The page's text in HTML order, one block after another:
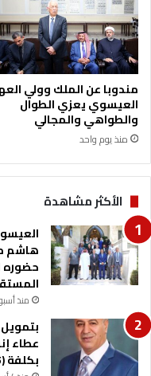
ةت
ا
ل
ب
ط
ا
ئ
ر
م
ي
ر
ة
مندوبا عن الملك وولي
العيسوي يعزي الطوال
والطواهي والمجالي
منذ يوم واحد
الأكثر مشاهدة
هاشم
حضوره
منذ
عطاء
بكلفة (1.5) مليون دينار